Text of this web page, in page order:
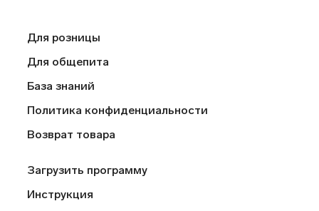
Для розницы
Для общепита
База знаний
Политика конфиденциальности
Возврат товара
Загрузить программу
Инструкция